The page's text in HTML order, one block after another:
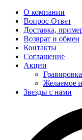
О компании
Вопрос-Ответ
Доставка,
Возврат и обмен
Контакты
Соглашение
Акции
Желаемое
Звезды с нами